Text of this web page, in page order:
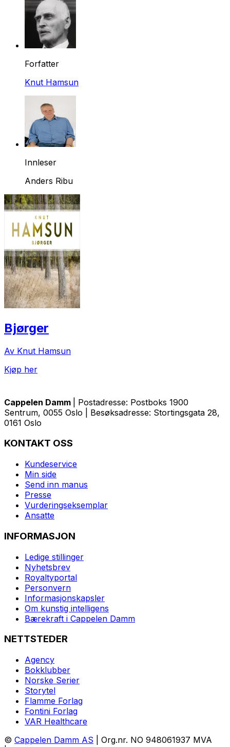
Forfatter
Knut Hamsun
Innleser
Anders Ribu
Bjørger
Av Knut Hamsun
Kjøp her
Cappelen Damm
| Postadresse: Postboks 1900
Sentrum, 0055 Oslo | Besøksadresse: Stortingsgata 28,
0161 Oslo
KONTAKT OSS
Kundeservice
Min side
Send inn manus
Presse
Vurderingseksemplar
Ansatte
INFORMASJON
Ledige stillinger
Nyhetsbrev
Royaltyportal
Personvern
Informasjonskapsler
Om kunstig intelligens
Bærekraft i Cappelen Damm
NETTSTEDER
Agency
Bokklubber
Norske Serier
Storytel
Flamme Forlag
Fontini Forlag
VAR Healthcare
© Cappelen Damm AS | Org.nr. NO 948061937 MVA